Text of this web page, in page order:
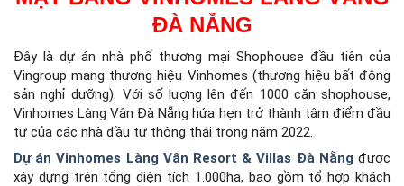
ĐÀ NẴNG
Đây là dự án nhà phố thương mại Shophouse đầu tiên của
Vingroup mang thương hiệu Vinhomes (thương hiệu bất động
sản nghỉ dưỡng). Với số lượng lên đến 1000 căn shophouse,
Vinhomes Làng Vân Đà Nẵng hứa hẹn trở thành tâm điểm đầu
tư của các nhà đầu tư thông thái trong năm 2022.
Dự án Vinhomes Làng Vân Resort & Villas Đà Nẵng được
xây dựng trên tổng diện tích 1.000ha, bao gồm tổ hợp khách